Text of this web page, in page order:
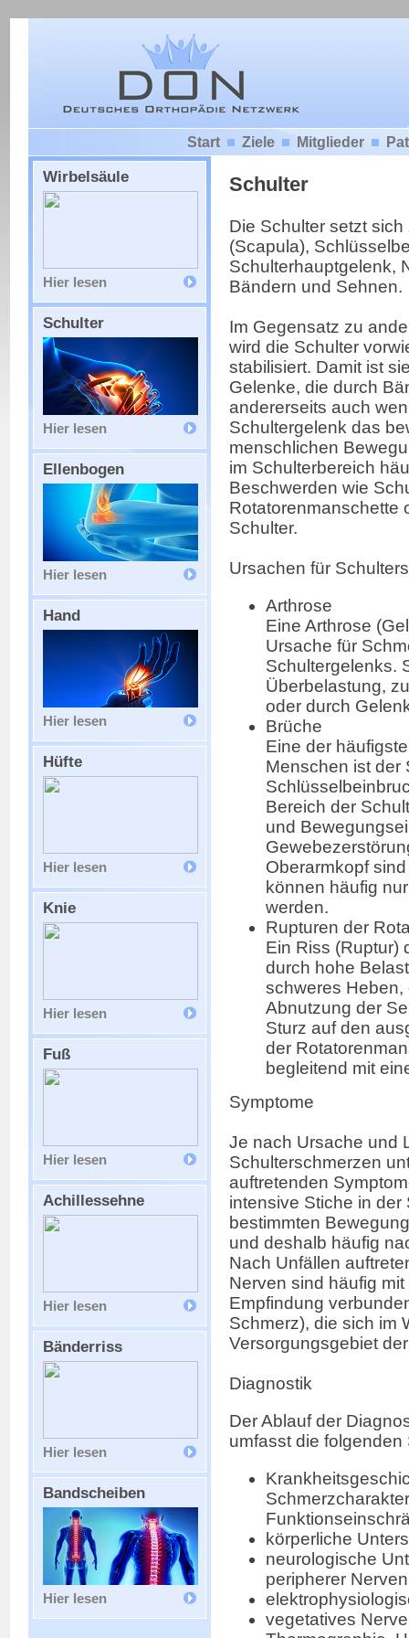
Start Ziele Mitglieder
Wirbelsäule
Hier lesen
Schulter
Hier lesen
Ellenbogen
Hier lesen
Hand
Hier lesen
Hüfte
Hier lesen
Knie
Hier lesen
Fuß
Hier lesen
Achillessehne
Hier lesen
Bänderriss
Hier lesen
Bandscheiben
Hier lesen
Schulter
Die Schulter setzt
(Scapula),
Schulterhauptgelenk,
Bändern und Sehnen.
Im Gegensatz zu
wird die Schulter
stabilisiert. Damit ist
Gelenke, die durch
andererseits auch
Schultergelenk das
menschlichen
im Schulterbereich
Beschwerden wie
Rotatorenmanschette
Schulter.
Ursachen für
Arthrose
Eine Arthrose
Ursache für
Schultergelenks.
Überbelastung,
oder durch
Brüche
Eine der
Menschen ist der
Bereich der
und
Oberarmkopf
können häufig
werden.
Rupturen der
Ein Riss (Ruptur)
durch hohe
schweres Heben,
Abnutzung der
Sturz auf den
der
begleitend mit
Symptome
Je nach Ursache und
Schulterschmerzen
auftretenden
intensive Stiche in der
bestimmten
und deshalb häufig
Nach Unfällen
Nerven sind häufig
Empfindung
Schmerz), die sich im
Versorgungsgebiet
Diagnostik
Der Ablauf der
umfasst die folgenden
körperliche
neurologische
peripherer Nerven
vegetatives